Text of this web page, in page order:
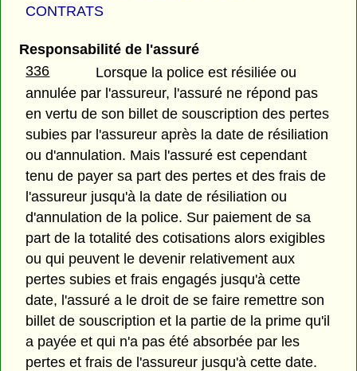
CONTRATS
Responsabilité de l'assuré
336
Lorsque la police est résiliée ou
annulée par l'assureur, l'assuré ne répond pas
en vertu de son billet de souscription des pertes
subies par l'assureur après la date de résiliation
ou d'annulation. Mais l'assuré est cependant
tenu de payer sa part des pertes et des frais de
l'assureur jusqu'à la date de résiliation ou
d'annulation de la police. Sur paiement de sa
part de la totalité des cotisations alors exigibles
ou qui peuvent le devenir relativement aux
pertes subies et frais engagés jusqu'à cette
date, l'assuré a le droit de se faire remettre son
billet de souscription et la partie de la prime qu'il
a payée et qui n'a pas été absorbée par les
pertes et frais de l'assureur jusqu'à cette date.